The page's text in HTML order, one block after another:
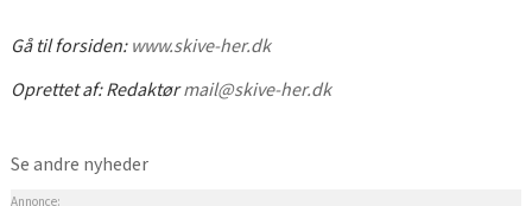
Gå til forsiden:www.skive-her.dk
Oprettet af:Redaktørmail@skive-her.dk
Se andre nyheder